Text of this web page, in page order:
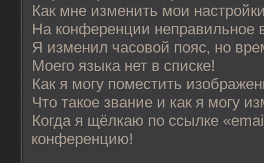
Как мне изменить мои
На конференции неправильное
Я изменил часовой пояс, но
Моего языка нет в списке!
Как я могу поместить
Что такое звание и как я могу
Когда я щёлкаю по ссылке
конференцию!